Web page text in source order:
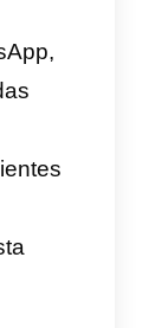
em
dos
o
tem se